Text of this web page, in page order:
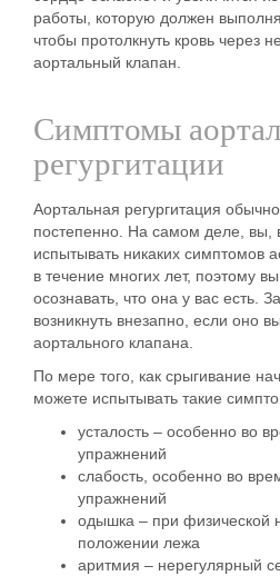
работы, которую должен
чтобы протолкнуть кровь через
аортальный клапан.
Симптомы
регургитации
Аортальная регургитация
постепенно. На самом деле, вы,
испытывать никаких симптомов
в течение многих лет, поэтому
осознавать, что она у вас есть.
возникнуть внезапно, если оно
аортального клапана.
По мере того, как срыгивание
можете испытывать такие
усталость – особенно во
упражнений
слабость, особенно во
упражнений
одышка – при физической
положении лежа
аритмия – нерегулярный